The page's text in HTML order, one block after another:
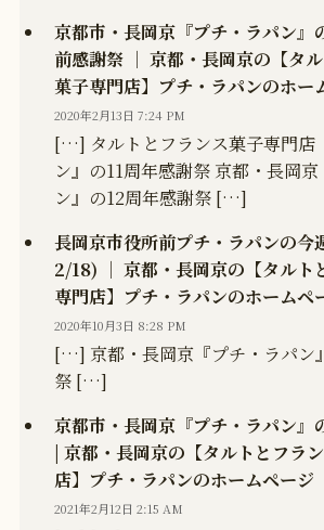
京都市・長岡京『プチ・ラパン』
前感謝祭 │ 京都・長岡京の【タ
菓子専門店】プチ・ラパンのホー
2020年2月13日 7:24 PM
[…] タルトとフランス菓子専門店
ン』の11周年感謝祭 京都・長岡
ン』の12周年感謝祭 […]
長岡京市役所前プチ・ラパンの
2/18) │ 京都・長岡京の【タルト
専門店】プチ・ラパンのホームペ
2020年10月3日 8:28 PM
[…] 京都・長岡京『プチ・ラパン
祭 […]
京都市・長岡京『プチ・ラパン』
| 京都・長岡京の【タルトとフラ
店】プチ・ラパンのホームページ
2021年2月12日 2:15 AM